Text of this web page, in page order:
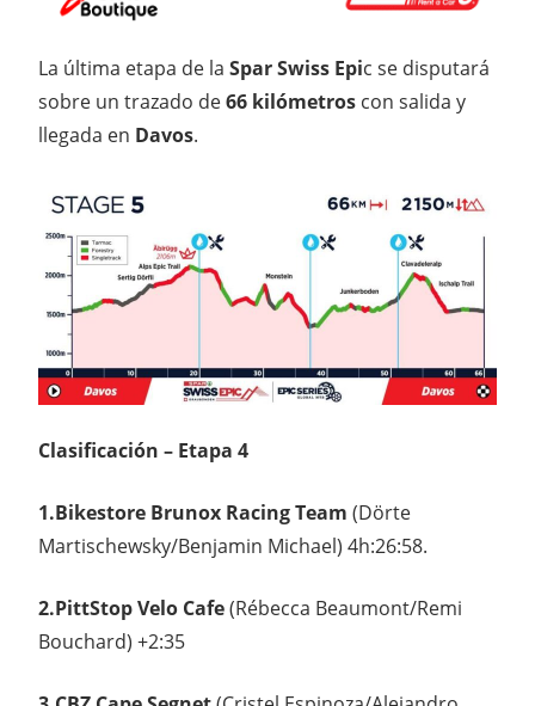
La última etapa de la Spar Swiss Epic se disputará
sobre un trazado de66 kilómetros con salida y
llegada en Davos.
Clasificación – Etapa 4
1.Bikestore Brunox Racing Team (Dörte
Martischewsky/Benjamin Michael) 4h:26:58.
2.PittStop Velo Cafe(Rébecca Beaumont/Remi
Bouchard) +2:35